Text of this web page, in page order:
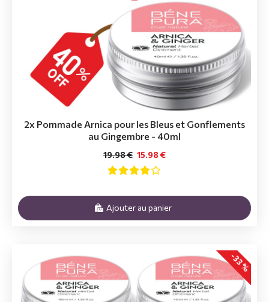
2x Pommade Arnica pour les Bleus et Gonflements
au Gingembre - 40ml
15.98 €
19.98 €
Ajouter au panier
-33 %